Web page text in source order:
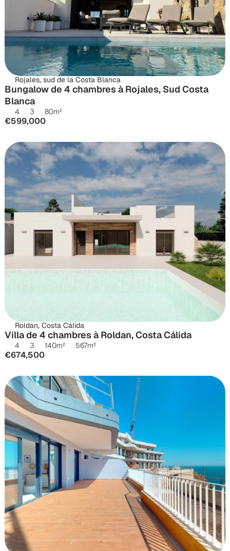
Rojales, sud de la Costa Blanca
Bungalow de 4 chambres à Rojales, Sud Costa
Blanca
4 3 80m²
€599,000
Roldan, Costa Cálida
Villa de 4 chambres à Roldan, Costa Cálida
4 3 140m² 567m²
€674,500